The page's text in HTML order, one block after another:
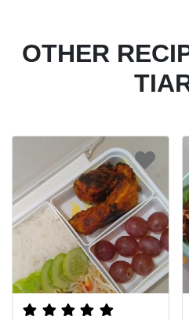
OTHER